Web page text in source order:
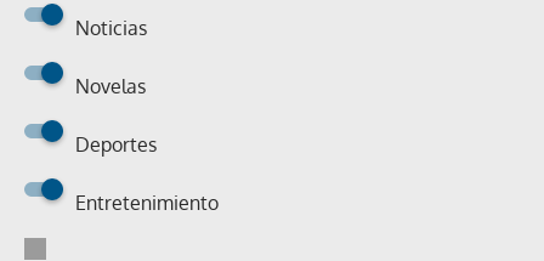
Noticias
Novelas
Deportes
Entretenimiento